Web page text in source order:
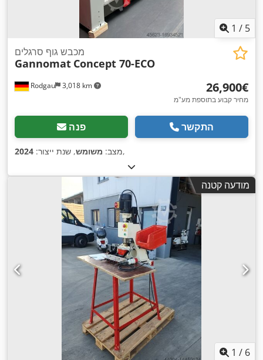
1 / 5
Rodgau 3,018 km
מכבש גוף סרגלים
Gannomat Concept 70-ECO
‏26,900 ‏€
מחיר קבוע בתוספת מע"מ
פנה התקשר
מצב: משומש, שנת ייצור: 2024 ,
מודעה קטנה
1 / 6